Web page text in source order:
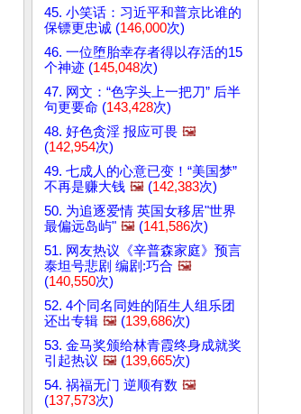
45. 小笑话：习近平和普京比谁的
保镖更忠诚 (146,000次)
46. 一位堕胎幸存者得以存活的15
个神迹 (145,048次)
47. 网文：“色字头上一把刀” 后半
句更要命 (143,428次)
48. 好色贪淫 报应可畏 🖼️
(142,954次)
49. 七成人的心意已变！“美国梦”
不再是赚大钱 🖼️ (142,383次)
50. 为追逐爱情 英国女移居"世界
最偏远岛屿" 🖼️ (141,586次)
51. 网友热议《辛普森家庭》预言
泰坦号悲剧 编剧:巧合 🖼️
(140,550次)
52. 4个同名同姓的陌生人组乐团
还出专辑 🖼️ (139,686次)
53. 金马奖颁给林青霞终身成就奖
引起热议 🖼️ (139,665次)
54. 祸福无门 逆顺有数 🖼️
(137,573次)